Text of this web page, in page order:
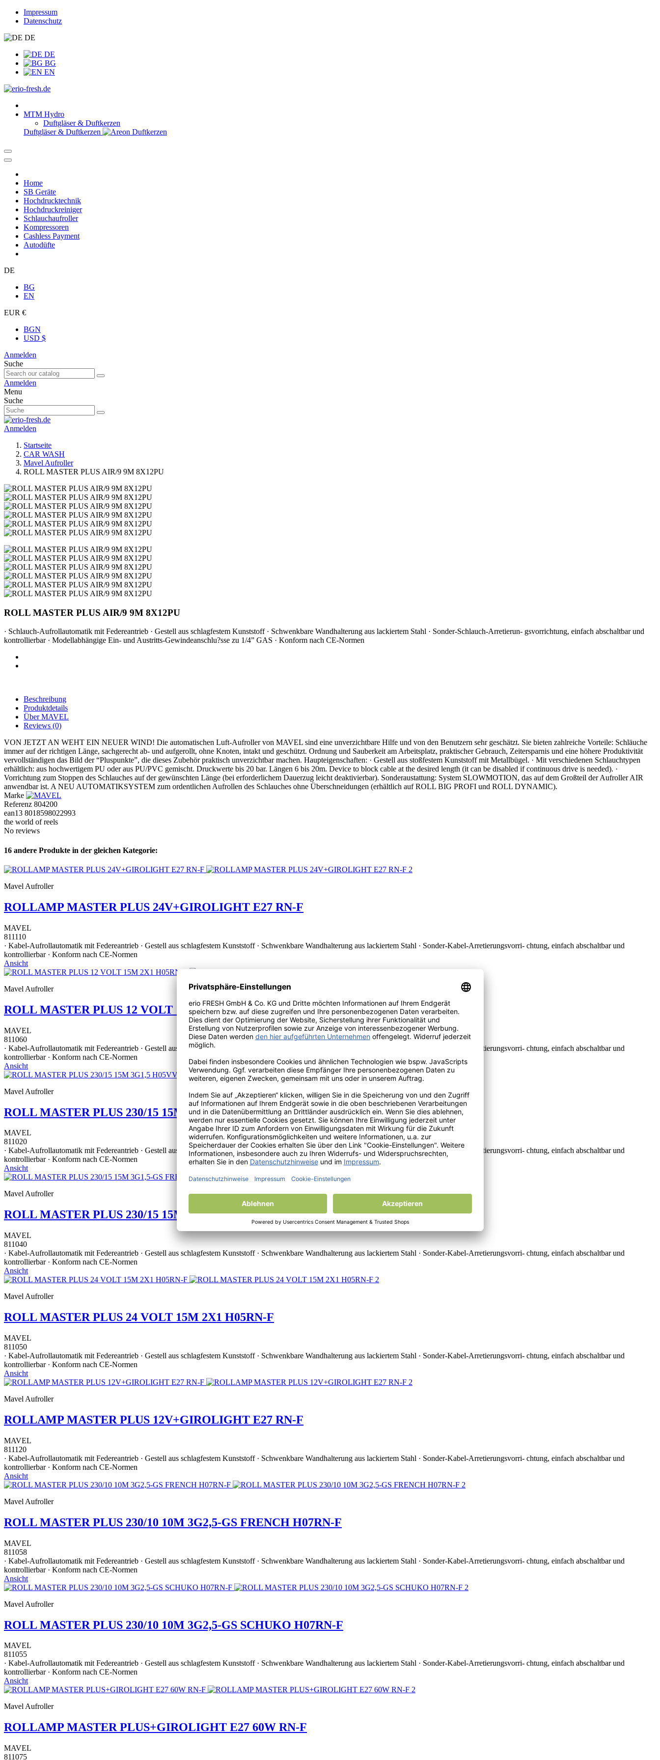
Impressum
Datenschutz
DE
DE
BG
EN
MTM Hydro
Duftgläser & Duftkerzen
Duftgläser & Duftkerzen
Home
SB Geräte
Hochdrucktechnik
Hochdruckreiniger
Schlauchaufroller
Kompressoren
Cashless Payment
Autodüfte
DE
BG
EN
EUR €
BGN
USD $
Anmelden
Suche
Anmelden
Menu
Suche
Anmelden
Startseite
CAR WASH
Mavel Aufroller
ROLL MASTER PLUS AIR/9 9M 8X12PU
ROLL MASTER PLUS AIR/9 9M 8X12PU
· Schlauch-Aufrollautomatik mit Federeantrieb · Gestell aus schlagfestem Kunststoff · Schwenkbare Wandhalterung aus lackiertem Stahl · Sonder-Schlauch-Arretierun- gsvorrichtung, einfach abschaltbar und
kontrollierbar · Modellabhängige Ein- und Austritts-Gewindeanschlu?sse zu 1/4” GAS · Konform nach CE-Normen
Beschreibung
Produktdetails
Über MAVEL
Reviews (0)
VON JETZT AN WEHT EIN NEUER WIND! Die automatischen Luft-Aufroller von MAVEL sind eine unverzichtbare Hilfe und von den Benutzern sehr geschätzt. Sie bieten zahlreiche Vorteile: Schläuche
immer auf der richtigen Länge, sachgerecht ab- und aufgerollt, ohne Knoten, intakt und geschützt. Ordnung und Sauberkeit am Arbeitsplatz, praktischer Gebrauch, Zeitersparnis und eine höhere Produktivität
vervollständigen das Bild der “Pluspunkte”, die dieses Zubehör praktisch unverzichtbar machen. Haupteigenschaften: · Gestell aus stoßfestem Kunststoff mit Metallbügel. · Mit verschiedenen Schlauchtypen
erhältlich: aus hochwertigem PU oder aus PU/PVC gemischt. Druckwerte bis 20 bar. Längen 6 bis 20m. Device to block cable at the desired length (it can be disabled if continuous drive is needed). ·
Vorrichtung zum Stoppen des Schlauches auf der gewünschten Länge (bei erforderlichem Dauerzug leicht deaktivierbar). Sonderaustattung: System SLOWMOTION, das auf dem Großteil der Aufroller AIR
anwendbar ist. A NEU AUTOMATIKSYSTEM zum ordentlichen Aufrollen des Schlauches ohne Überschneidungen (erhältlich auf ROLL BIG PROFI und ROLL DYNAMIC).
Marke
Referenz 804200
ean13 8018598022993
the world of reels
No reviews
16 andere Produkte in der gleichen Kategorie:
Mavel Aufroller
ROLLAMP MASTER PLUS 24V+GIROLIGHT E27 RN-F
MAVEL
811110
· Kabel-Aufrollautomatik mit Federeantrieb · Gestell aus schlagfestem Kunststoff · Schwenkbare Wandhalterung aus lackiertem Stahl · Sonder-Kabel-Arretierungsvorri- chtung, einfach abschaltbar und
kontrollierbar · Konform nach CE-Normen
Ansicht
Mavel Aufroller
ROLL MASTER PLUS 12 VOLT 15M 2X1 H05RN-F
MAVEL
811060
· Kabel-Aufrollautomatik mit Federeantrieb · Gestell aus schlagfestem Kunststoff · Schwenkbare Wandhalterung aus lackiertem Stahl · Sonder-Kabel-Arretierungsvorri- chtung, einfach abschaltbar und
kontrollierbar · Konform nach CE-Normen
Ansicht
Mavel Aufroller
ROLL MASTER PLUS 230/15 15M 3G1,5 H05VV-F
MAVEL
811020
· Kabel-Aufrollautomatik mit Federeantrieb · Gestell aus schlagfestem Kunststoff · Schwenkbare Wandhalterung aus lackiertem Stahl · Sonder-Kabel-Arretierungsvorri- chtung, einfach abschaltbar und
kontrollierbar · Konform nach CE-Normen
Ansicht
Mavel Aufroller
ROLL MASTER PLUS 230/15 15M 3G1,5-GS FRENCH VV-F
MAVEL
811040
· Kabel-Aufrollautomatik mit Federeantrieb · Gestell aus schlagfestem Kunststoff · Schwenkbare Wandhalterung aus lackiertem Stahl · Sonder-Kabel-Arretierungsvorri- chtung, einfach abschaltbar und
kontrollierbar · Konform nach CE-Normen
Ansicht
Mavel Aufroller
ROLL MASTER PLUS 24 VOLT 15M 2X1 H05RN-F
MAVEL
811050
· Kabel-Aufrollautomatik mit Federeantrieb · Gestell aus schlagfestem Kunststoff · Schwenkbare Wandhalterung aus lackiertem Stahl · Sonder-Kabel-Arretierungsvorri- chtung, einfach abschaltbar und
kontrollierbar · Konform nach CE-Normen
Ansicht
Mavel Aufroller
ROLLAMP MASTER PLUS 12V+GIROLIGHT E27 RN-F
MAVEL
811120
· Kabel-Aufrollautomatik mit Federeantrieb · Gestell aus schlagfestem Kunststoff · Schwenkbare Wandhalterung aus lackiertem Stahl · Sonder-Kabel-Arretierungsvorri- chtung, einfach abschaltbar und
kontrollierbar · Konform nach CE-Normen
Ansicht
Mavel Aufroller
ROLL MASTER PLUS 230/10 10M 3G2,5-GS FRENCH H07RN-F
MAVEL
811058
· Kabel-Aufrollautomatik mit Federeantrieb · Gestell aus schlagfestem Kunststoff · Schwenkbare Wandhalterung aus lackiertem Stahl · Sonder-Kabel-Arretierungsvorri- chtung, einfach abschaltbar und
kontrollierbar · Konform nach CE-Normen
Ansicht
Mavel Aufroller
ROLL MASTER PLUS 230/10 10M 3G2,5-GS SCHUKO H07RN-F
MAVEL
811055
· Kabel-Aufrollautomatik mit Federeantrieb · Gestell aus schlagfestem Kunststoff · Schwenkbare Wandhalterung aus lackiertem Stahl · Sonder-Kabel-Arretierungsvorri- chtung, einfach abschaltbar und
kontrollierbar · Konform nach CE-Normen
Ansicht
Mavel Aufroller
ROLLAMP MASTER PLUS+GIROLIGHT E27 60W RN-F
MAVEL
811075